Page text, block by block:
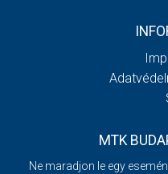
MTK
Ne maradjon le egy